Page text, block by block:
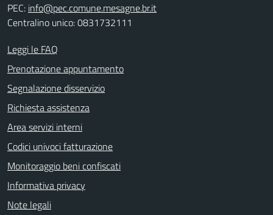
PEC: info@pec.comune.mesagne.br.it
Centralino unico: 0831732111
Leggi le FAQ
Prenotazione appuntamento
Segnalazione disservizio
Richiesta assistenza
Area servizi interni
Codici univoci fatturazione
Monitoraggio beni confiscati
Informativa privacy
Note legali